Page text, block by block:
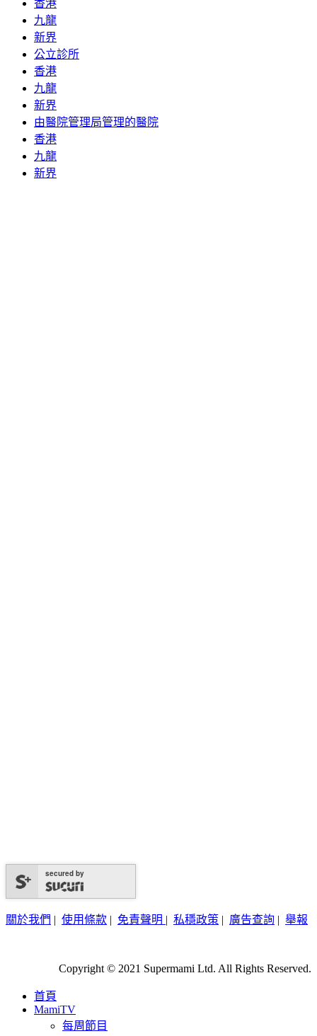
香港
九龍
新界
公立診所
香港
九龍
新界
由醫院管理局管理的醫院
香港
九龍
新界
secured by
關於我們 | 使用條款 | 免責聲明 | 私穩政策 | 廣告查詢 | 舉報
Copyright © 2021 Supermami Ltd. All Rights Reserved.
首頁
MamiTV
每周節目